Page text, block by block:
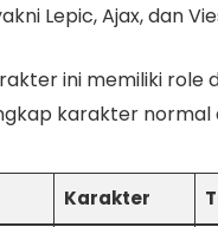
Lepic, Ajax, dan
ini memiliki role
karakter normal
Karakter